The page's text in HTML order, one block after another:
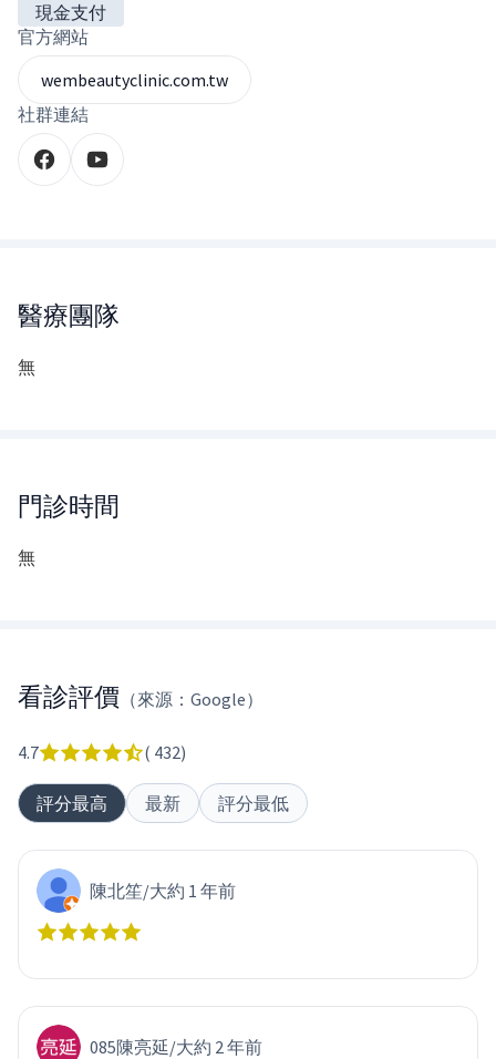
現金支付
官方網站
wembeautyclinic.com.tw
社群連結
醫療團隊
無
門診時間
無
看診評價 （來源：Google）
4.7 ( 432)
評分最高 最新 評分最低
陳北笙/大約 1 年前
085陳亮延/大約 2 年前